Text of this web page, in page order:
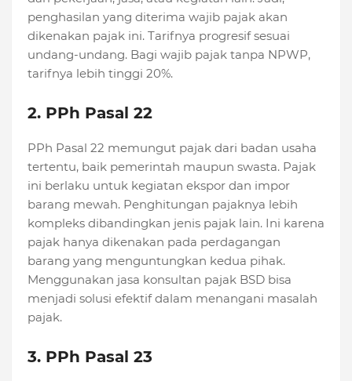
penghasilan yang diterima wajib pajak akan
dikenakan pajak ini. Tarifnya progresif sesuai
undang-undang. Bagi wajib pajak tanpa NPWP,
tarifnya lebih tinggi 20%.
2. PPh Pasal 22
PPh Pasal 22 memungut pajak dari badan usaha
tertentu, baik pemerintah maupun swasta. Pajak
ini berlaku untuk kegiatan ekspor dan impor
barang mewah. Penghitungan pajaknya lebih
kompleks dibandingkan jenis pajak lain. Ini karena
pajak hanya dikenakan pada perdagangan
barang yang menguntungkan kedua pihak.
Menggunakan jasa konsultan pajak BSD bisa
menjadi solusi efektif dalam menangani masalah
pajak.
3. PPh Pasal 23